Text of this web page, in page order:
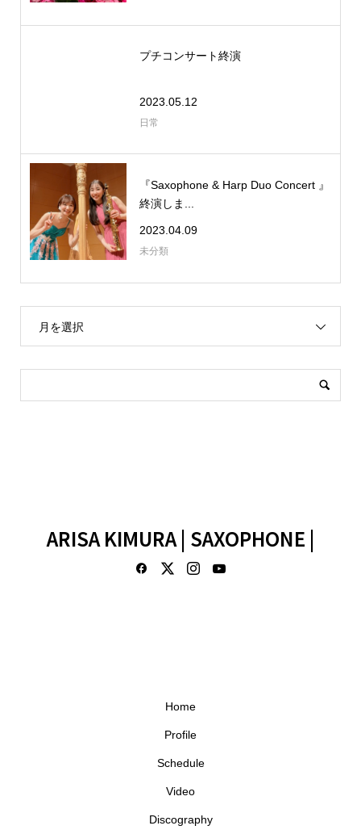
プチコンサート終演
2023.05.12
日常
『Saxophone & Harp Duo Concert 』
終演しま...
2023.04.09
未分類
月を選択
ARISA KIMURA | SAXOPHONE |
Home
Profile
Schedule
Video
Discography